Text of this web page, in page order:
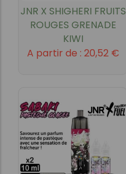
JNR X SHIGHERI FRUITS
ROUGES GRENADE
KIWI
A partir de : 20,52 €